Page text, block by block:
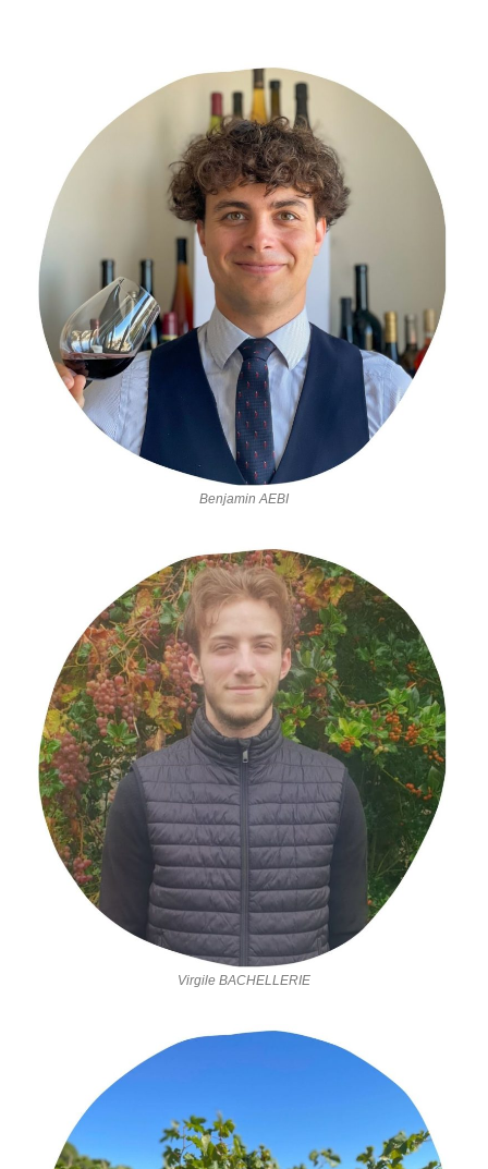
Benjamin AEBI
Virgile BACHELLERIE